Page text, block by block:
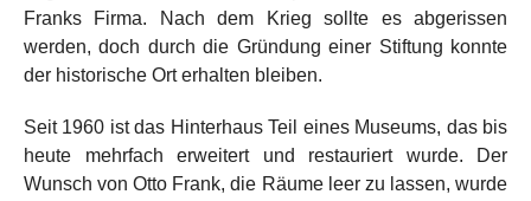
Franks Firma. Nach dem Krieg sollte es abgerissen
werden, doch durch die Gründung einer Stiftung konnte
der historische Ort erhalten bleiben.
Seit 1960 ist das Hinterhaus Teil eines Museums, das bis
heute mehrfach erweitert und restauriert wurde. Der
Wunsch von Otto Frank, die Räume leer zu lassen, wurde